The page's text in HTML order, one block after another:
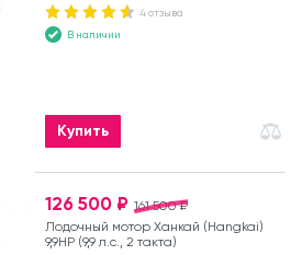
4 отзыва
В наличии
Купить
161 500 ₽
126 500 ₽
Лодочный мотор Ханкай (Hangkai)
9,9HP (9,9 л.с., 2 такта)